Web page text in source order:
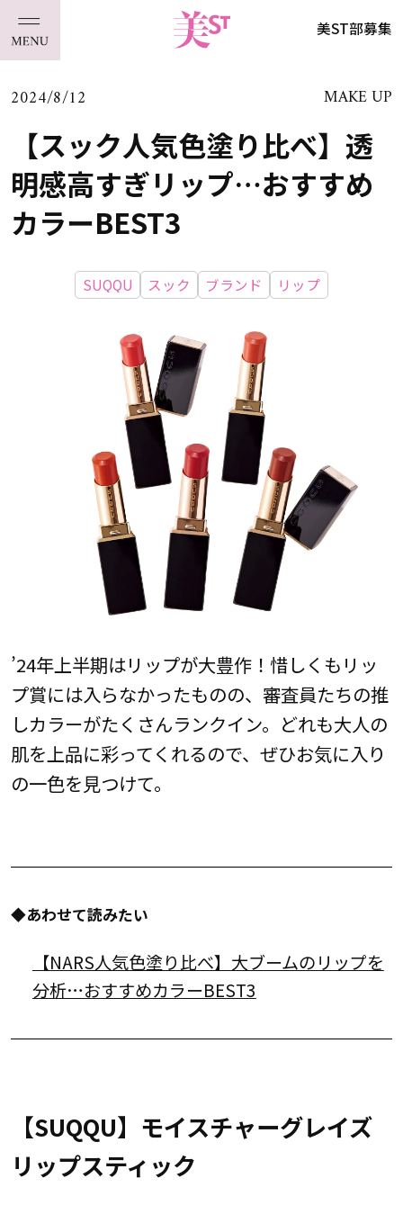
美ST部募集
2024/8/12 MAKE UP
【スック人気色塗り比べ】透
明感高すぎリップ…おすすめ
カラーBEST3
SUQQU スック ブランド リップ
’24年上半期はリップが大豊作！惜しくもリッ
プ賞には入らなかったものの、審査員たちの推
しカラーがたくさんランクイン。どれも大人の
肌を上品に彩ってくれるので、ぜひお気に入り
の一色を見つけて。
◆あわせて読みたい
【NARS人気色塗り比べ】大ブームのリップを
分析…おすすめカラーBEST3
【SUQQU】モイスチャーグレイズ
リップスティック